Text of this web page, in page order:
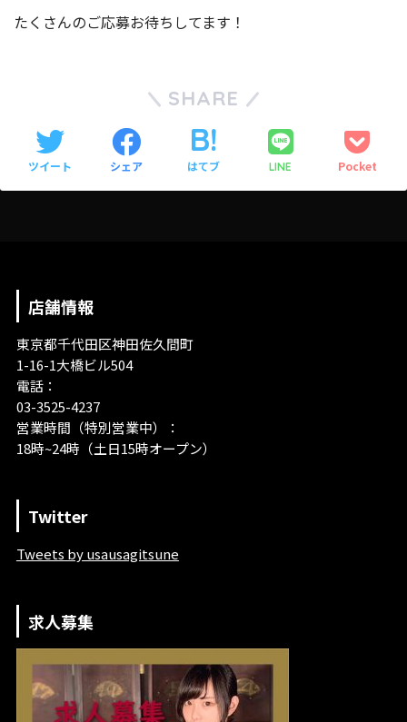
たくさんのご応募お待ちしてます！
SHARE
ツイート シェア はてブ LINE Pocket
店舗情報
東京都千代田区神田佐久間町
1-16-1大橋ビル504
電話：
03-3525-4237
営業時間（特別営業中）：
18時~24時（土日15時オープン）
Twitter
Tweets by usausagitsune
求人募集